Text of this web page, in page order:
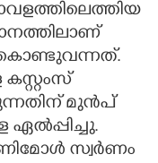
മുൻപ്
ഏൽപ്പിച്ചു.
സ്വർണം